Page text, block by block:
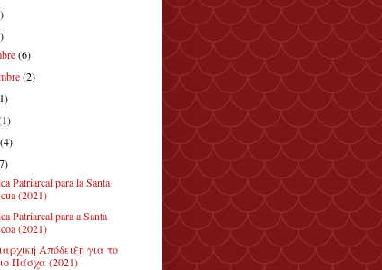
(6)
(2)
(4)
Patriarcal para la Santa
(2021)
Patriarcal para a Santa
(2021)
Απόδειξη για το
Πάσχα (2021)